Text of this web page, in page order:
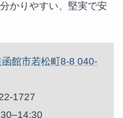
かりやすい、堅実で安
館市若松町8-8 040-
1727